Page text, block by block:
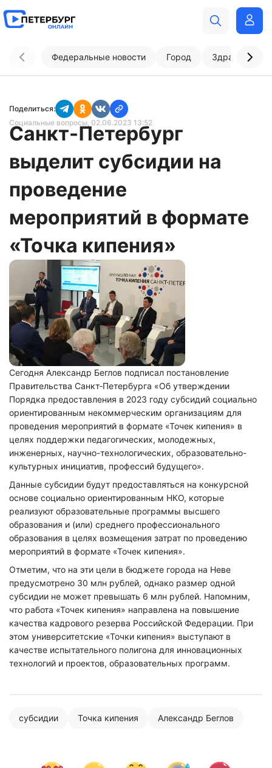
Федеральные новости Город
Поделиться:
Социальные вопросы, 02.06.2023 13:52
Санкт-Петербург
выделит субсидии на
проведение
мероприятий в формате
«Точка кипения»
Сегодня Александр Беглов подписал постановление
Правительства Санкт‑Петербурга «Об утверждении
Порядка предоставления в 2023 году субсидий социально
ориентированным некоммерческим организациям для
проведения мероприятий в формате «Точек кипения» в
целях поддержки педагогических, молодежных,
инженерных, научно-технологических, образовательно-
культурных инициатив, профессий будущего».
Данные субсидии будут предоставляться на конкурсной
основе социально ориентированным НКО, которые
реализуют образовательные программы высшего
образования и (или) среднего профессионального
образования в целях возмещения затрат по проведению
мероприятий в формате «Точек кипения».
Отметим, что на эти цели в бюджете города на Неве
предусмотрено 30 млн рублей, однако размер одной
субсидии не может превышать 6 млн рублей. Напомним,
что работа «Точек кипения» направлена на повышение
качества кадрового резерва Российской Федерации. При
этом университетские «Точки кипения» выступают в
качестве испытательного полигона для инновационных
технологий и проектов, образовательных программ.
субсидии Точка кипения Александр Беглов